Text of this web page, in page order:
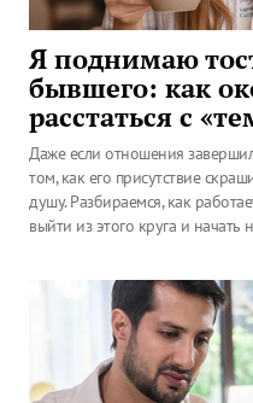
Я поднимаю
бывшего: как
расстаться с
Даже если отношения
том, как его присутствие
душу. Разбираемся, как
выйти из этого круга и начать